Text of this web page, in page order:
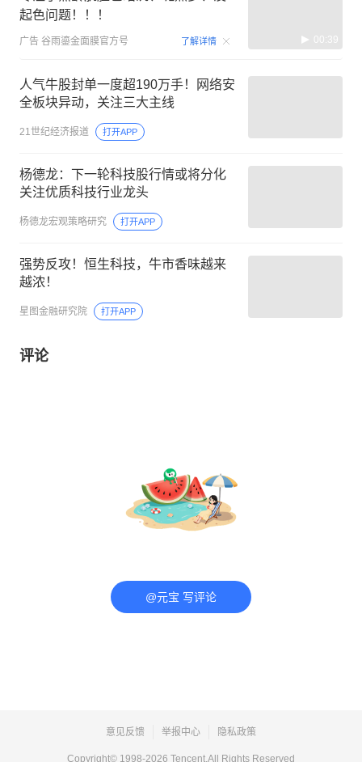
起色问题！！！
广告 谷雨鎏金面膜官方号 了解详情 00:39
人气牛股封单一度超190万手！网络安
全板块异动，关注三大主线
21世纪经济报道 打开APP
杨德龙：下一轮科技股行情或将分化
关注优质科技行业龙头
杨德龙宏观策略研究 打开APP
强势反攻！恒生科技，牛市香味越来
越浓！
星图金融研究院 打开APP
评论
@元宝 写评论
意见反馈 举报中心 隐私政策
Copyright© 1998-2026 Tencent.All Rights Reserved